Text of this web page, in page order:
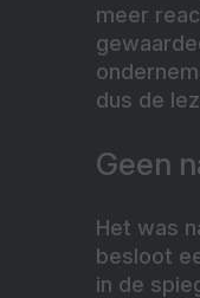
meer
dus de
Geen
Het was
besloot
in de